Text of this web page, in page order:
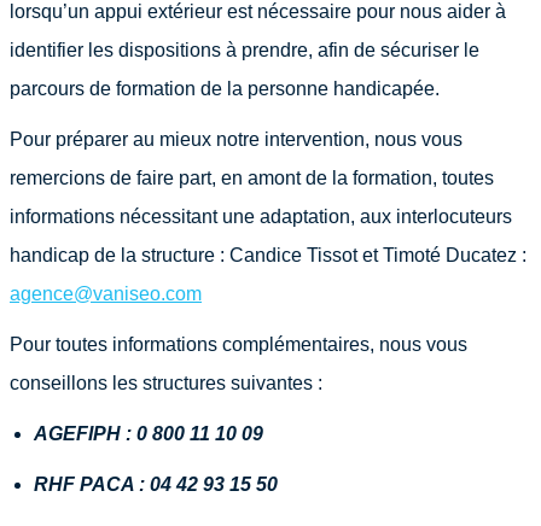
lorsqu’un appui extérieur est nécessaire pour nous aider à
identifier les dispositions à prendre, afin de sécuriser le
parcours de formation de la personne handicapée.
Pour préparer au mieux notre intervention, nous vous
remercions de faire part, en amont de la formation, toutes
informations nécessitant une adaptation, aux interlocuteurs
handicap de la structure : Candice Tissot et Timoté Ducatez :
agence@vaniseo.com
Pour toutes informations complémentaires, nous vous
conseillons les structures suivantes :
AGEFIPH : 0 800 11 10 09
RHF PACA : 04 42 93 15 50